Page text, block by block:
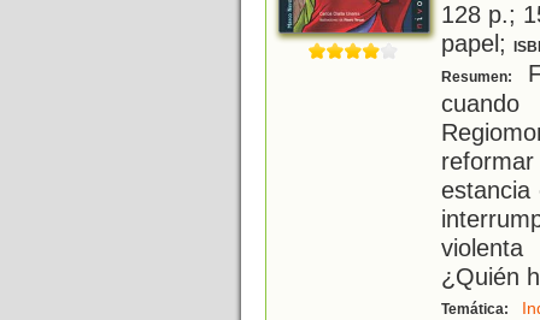
128 p.;
papel;
Resumen:
estancia
¿Quién
Temática: